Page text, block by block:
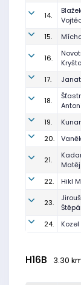
14.
15.
16.
17.
18.
19.
20.
21.
Matěj
22. Hikl
23.
24.
H16B 3.30